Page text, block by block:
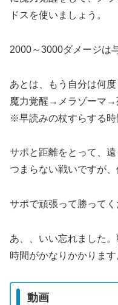
ドスを使いましょう。
2000～3000ダメージは
あとは、もう自分は何
魔力覚醒→メラゾーマ→
※早読みの杖すらする時
サポと距離をとって、
つまらない戦いですが、
サポで頑張って勝ってく
あ、、いい忘れました
時間がかなりかかります
動画